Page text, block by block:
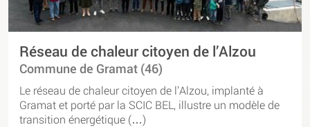
Réseau de chaleur citoyen de l’Alzou
Commune de Gramat (46)
Le réseau de chaleur citoyen de l’Alzou, implanté à
Gramat et porté par la SCIC BEL, illustre un modèle de
transition énergétique (…)